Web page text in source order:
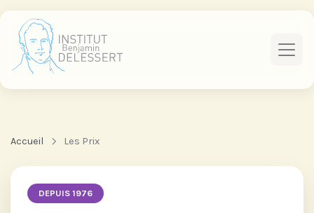
Accueil Les Prix
DEPUIS 1976